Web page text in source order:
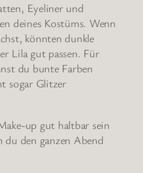
Eyeliner und
deines Kostüms. Wenn
könnten dunkle
Lila gut passen. Für
du bunte Farben
sogar Glitzer
up gut haltbar sein
du den ganzen Abend